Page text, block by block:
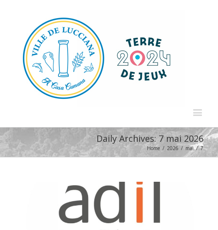
Daily Archives: 7 mai 2026
Home / 2026 / mai / 7